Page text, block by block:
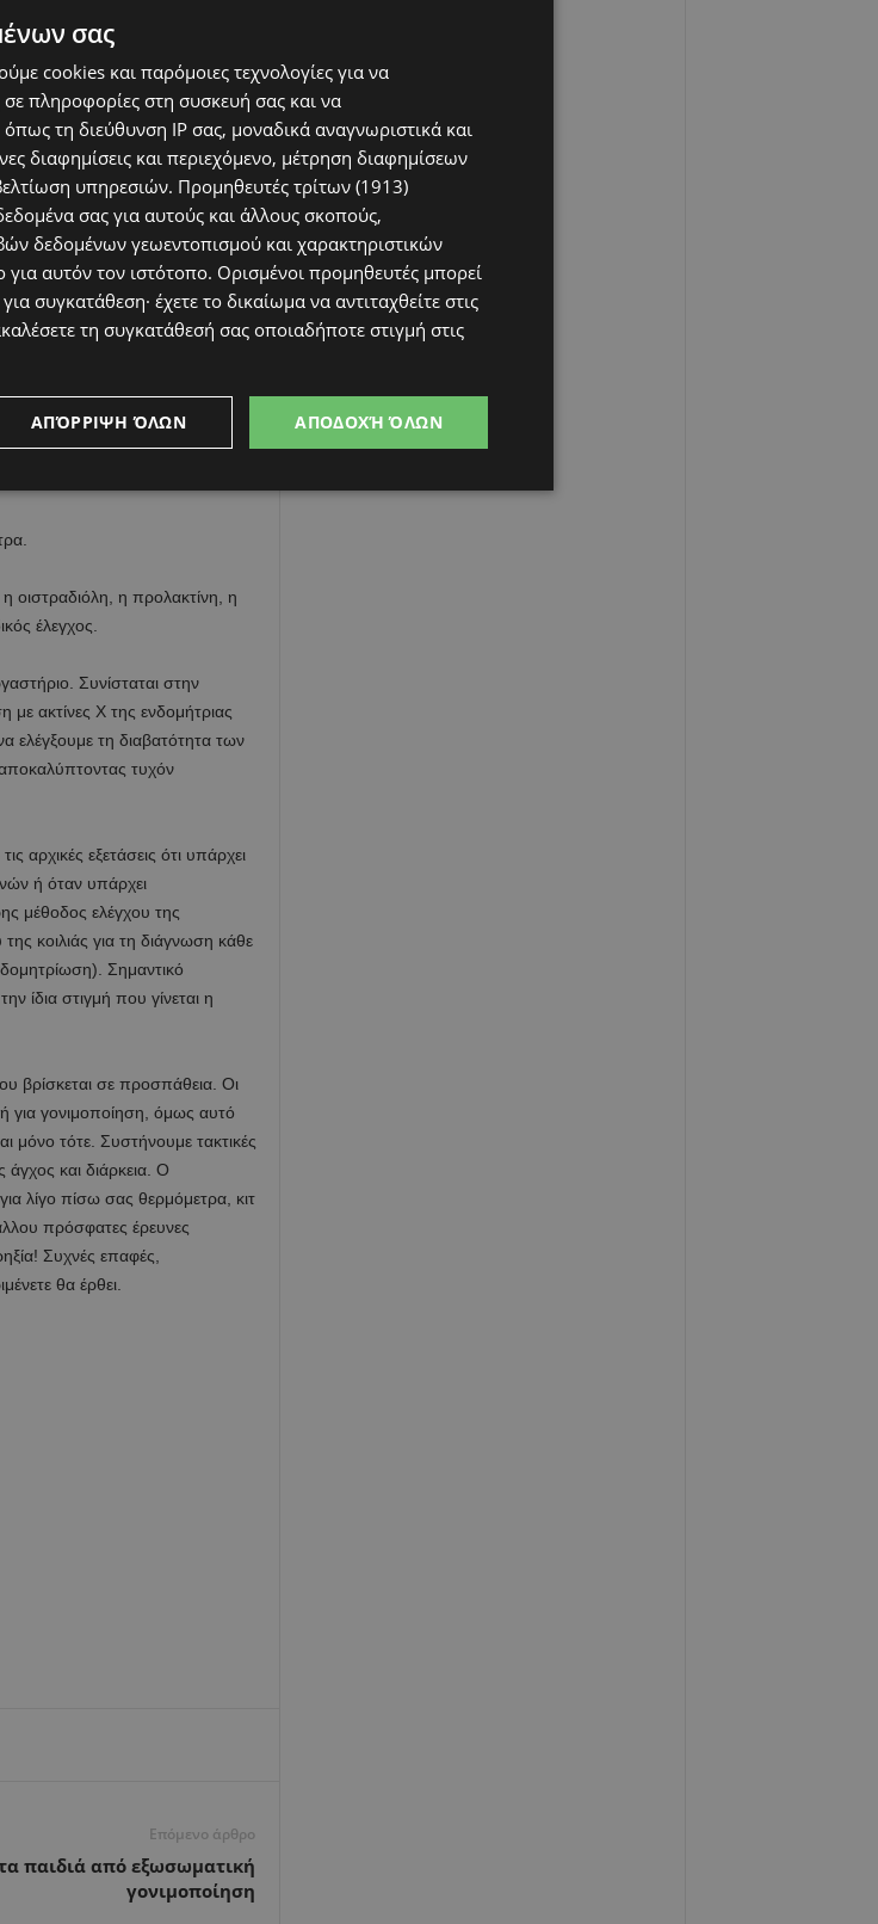
Η εμφύτευση δηλαδή
μόνον εντός της μήτρας.
και την ποσότητα των
και αυξάνονται οι
σκληρύνει με αποτέλεσμα το
Το 30% των ζευγαριών,
ενώ στα 40 ανεβαίνει στα
να τεκνοποιήσουν με
ανεπάρκειας και της
είναι σωστά παίζει ένα
αριθμό, την κινητικότητα και
οιστραδιόλη, η προλακτίνη, η
έλεγχος.
Συνίσταται στην
ακτίνες Χ της ενδομήτριας
ελέγξουμε τη διαβατότητα των
τυχόν
εξετάσεις ότι υπάρχει
ή όταν υπάρχει
μέθοδος ελέγχου της
κοιλιάς για τη διάγνωση κάθε
Σημαντικό
ίδια στιγμή που γίνεται η
βρίσκεται σε προσπάθεια. Οι
για γονιμοποίηση, όμως αυτό
μόνο τότε. Συστήνουμε τακτικές
άγχος και διάρκεια. Ο
λίγο πίσω σας θερμόμετρα, κιτ
πρόσφατες έρευνες
Συχνές επαφές,
θα έρθει.
Επόμενο άρθρο
παιδιά από εξωσωματική
γονιμοποίηση
σας
cookies και παρόμοιες τεχνολογίες για να
πληροφορίες στη συσκευή σας και να
τη διεύθυνση IP σας, μοναδικά αναγνωριστικά και
διαφημίσεις και περιεχόμενο, μέτρηση διαφημίσεων
υπηρεσιών. Προμηθευτές τρίτων (1913)
σας για αυτούς και άλλους σκοπούς,
δεδομένων γεωεντοπισμού και χαρακτηριστικών
αυτόν τον ιστότοπο. Ορισμένοι προμηθευτές μπορεί
συγκατάθεση· έχετε το δικαίωμα να αντιταχθείτε στις
τη συγκατάθεσή σας οποιαδήποτε στιγμή στις
ΑΠΟΔΟΧΉ ΌΛΩΝ
ΑΠΌΡΡΙΨΗ ΌΛΩΝ